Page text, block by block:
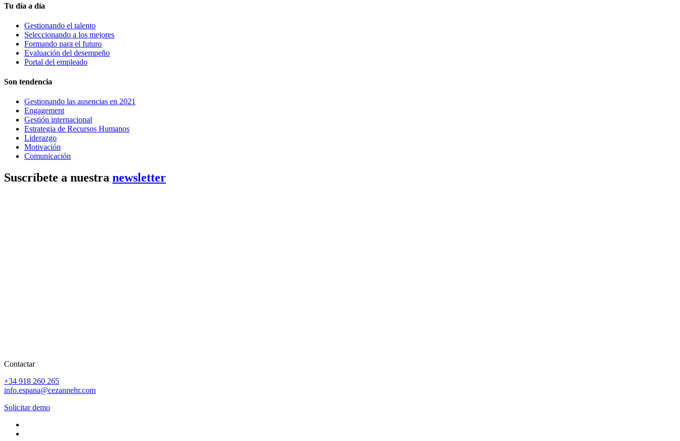
Tu día a día
Gestionando el talento
Seleccionando a los mejores
Formando para el futuro
Evaluación del desempeño
Portal del empleado
Son tendencia
Gestionando las ausencias en 2021
Engagement
Gestión internacional
Estrategia de Recursos Humanos
Liderazgo
Motivación
Comunicación
Suscríbete a nuestra newsletter
Contactar
+34 918 260 265
info.espana@cezannehr.com
Solicitar demo